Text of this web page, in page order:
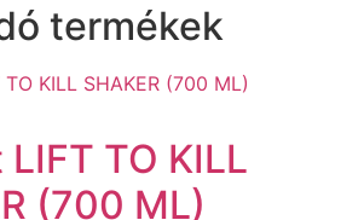
termékek
TO KILL
(700 ML)